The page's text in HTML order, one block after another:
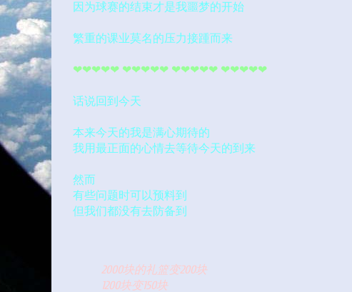
因为球赛的结束才是我噩梦的开始
繁重的课业莫名的压力接踵而来
❤❤❤❤❤ ❤❤❤❤❤ ❤❤❤❤❤ ❤❤❤❤❤
话说回到今天
本来今天的我是满心期待的
我用最正面的心情去等待今天的到来
然而
有些问题时可以预料到
但我们都没有去防备到
2000块的礼篮变200块
1200块变150块